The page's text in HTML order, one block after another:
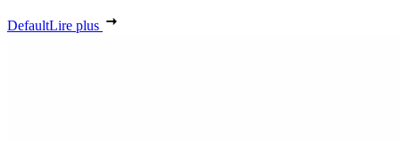
DefaultLire plus